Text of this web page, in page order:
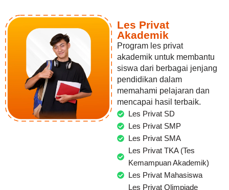
Les Privat
Akademik
Program les privat
akademik untuk membantu
siswa dari berbagai jenjang
pendidikan dalam
memahami pelajaran dan
mencapai hasil terbaik.
Les Privat SD
Les Privat SMP
Les Privat SMA
Les Privat TKA (Tes
Kemampuan Akademik)
Les Privat Mahasiswa
Les Privat Olimpiade